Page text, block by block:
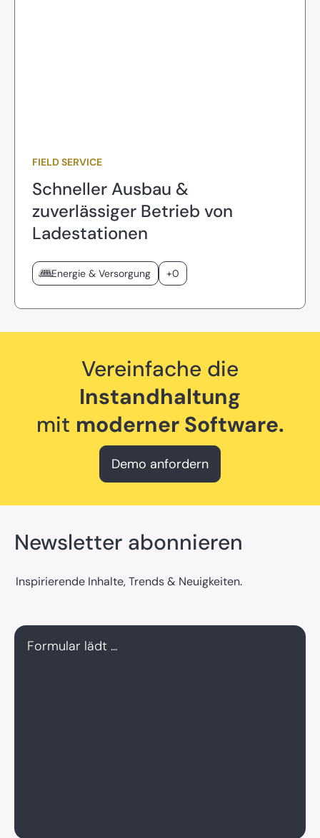
FIELD SERVICE
Schneller Ausbau &
zuverlässiger Betrieb von
Ladestationen
Energie & Versorgung +0
Vereinfache die
Instandhaltung
mit moderner Software.
Demo anfordern
Newsletter abonnieren
Inspirierende Inhalte, Trends & Neuigkeiten.
Formular lädt ...